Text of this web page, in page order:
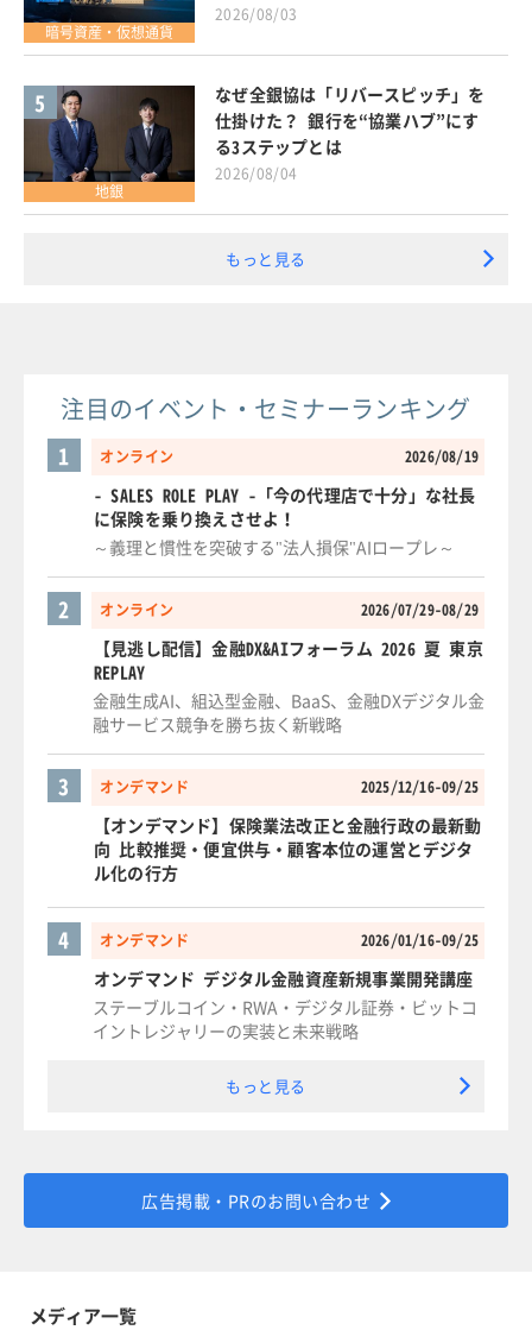
暗号資産・仮想通貨
2026/08/03
5
地銀
なぜ全銀協は「リバースピッチ」を
仕掛けた？ 銀行を“協業ハブ”にす
る3ステップとは
2026/08/04
もっと見る
注目のイベント・セミナーランキング
オンライン 2026/08/19
1
- SALES ROLE PLAY -「今の代理店で十分」な社長
に保険を乗り換えさせよ！
～義理と慣性を突破する"法人損保"AIロープレ～
オンライン 2026/07/29-08/29
2
【見逃し配信】金融DX&AIフォーラム 2026 夏 東京
REPLAY
金融生成AI、組込型金融、BaaS、金融DXデジタル金
融サービス競争を勝ち抜く新戦略
オンデマンド 2025/12/16-09/25
3
【オンデマンド】保険業法改正と金融行政の最新動
向 比較推奨・便宜供与・顧客本位の運営とデジタ
ル化の行方
オンデマンド 2026/01/16-09/25
4
オンデマンド デジタル金融資産新規事業開発講座
ステーブルコイン・RWA・デジタル証券・ビットコ
イントレジャリーの実装と未来戦略
もっと見る
広告掲載・PRのお問い合わせ
メディア一覧